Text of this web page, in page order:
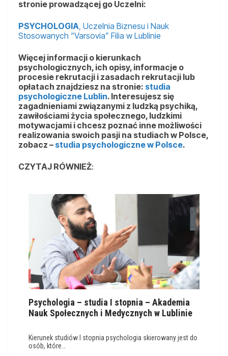
stronie prowadzącej go Uczelni:
PSYCHOLOGIA, Uczelnia Biznesu i Nauk
Stosowanych “Varsovia” Filia w Lublinie
Więcej informacji o kierunkach
psychologicznych, ich opisy, informacje o
procesie rekrutacji i zasadach rekrutacji lub
opłatach znajdziesz na stronie: studia
psychologiczne Lublin. Interesujesz się
zagadnieniami związanymi z ludzką psychiką,
zawiłościami życia społecznego, ludzkimi
motywacjami i chcesz poznać inne możliwości
realizowania swoich pasji na studiach w Polsce,
zobacz – studia psychologiczne w Polsce.
CZYTAJ RÓWNIEŻ:
Psychologia – studia I stopnia – Akademia
Nauk Społecznych i Medycznych w Lublinie
Kierunek studiów I stopnia psychologia skierowany jest do
osób, które…